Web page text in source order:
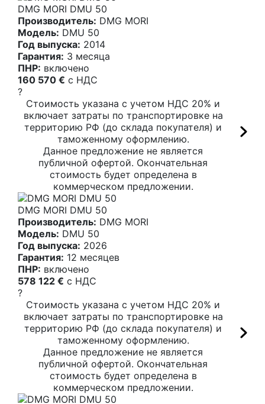
DMG MORI DMU 50
Производитель: DMG MORI
Модель: DMU 50
Год выпуска: 2014
Гарантия: 3 месяца
ПНР: включено
160 570 € c НДС
?
Стоимость указана с учетом НДС 20% и
включает затраты по транспортировке на
территорию РФ (до склада покупателя) и
таможенному оформлению.
Данное предложение не является
публичной офертой. Окончательная
стоимость будет определена в
коммерческом предложении.
DMG MORI DMU 50
Производитель: DMG MORI
Модель: DMU 50
Год выпуска: 2026
Гарантия: 12 месяцев
ПНР: включено
578 122 € c НДС
?
Стоимость указана с учетом НДС 20% и
включает затраты по транспортировке на
территорию РФ (до склада покупателя) и
таможенному оформлению.
Данное предложение не является
публичной офертой. Окончательная
стоимость будет определена в
коммерческом предложении.